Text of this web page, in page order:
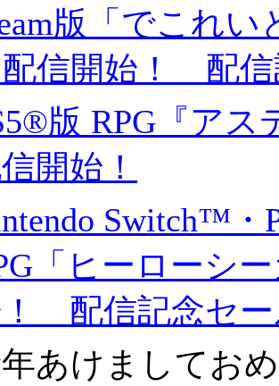
版「でこれ
配信開始！ 配信
版 RPG『ア
開始！
Switch™・
「ヒーローシ
配信記念セー
あけましてお